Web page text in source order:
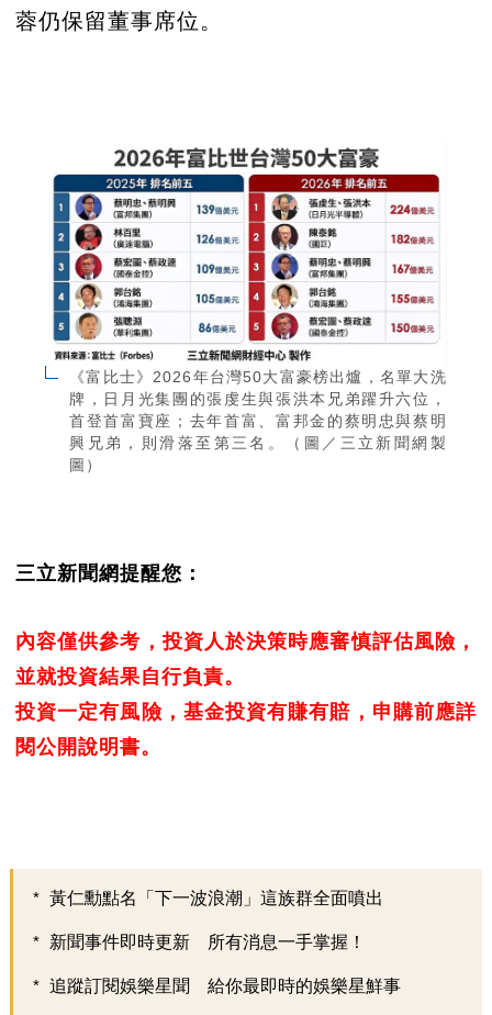
蓉仍保留董事席位。
《富比士》2026年台灣50大富豪榜出爐，名單大洗
牌，日月光集團的張虔生與張洪本兄弟躍升六位，
首登首富寶座；去年首富、富邦金的蔡明忠與蔡明
興兄弟，則滑落至第三名。（圖／三立新聞網製
圖）
三立新聞網提醒您：
內容僅供參考，投資人於決策時應審慎評估風險，
並就投資結果自行負責。
投資一定有風險，基金投資有賺有賠，申購前應詳
閱公開說明書。
黃仁勳點名「下一波浪潮」這族群全面噴出
新聞事件即時更新 所有消息一手掌握！
追蹤訂閱娛樂星聞 給你最即時的娛樂星鮮事